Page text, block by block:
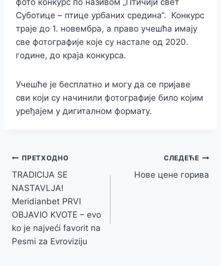
фото конкурс по називом „Птичији свет
Суботице – птице урбаних средина“. Конкурс
траје до 1. новембра, а право учешћа имају
све фотографије које су настале од 2020.
године, до краја конкурса.
Учешће је бесплатно и могу да се пријаве
сви који су начинили фотографије било којим
уређајем у дигиталном формату.
Кретање
чланка
ПРЕТХОДНО
TRADICIJA SE
NASTAVLJA!
Meridianbet PRVI
OBJAVIO KVOTE – evo
ko je najveći favorit na
Pesmi za Evroviziju
СЛЕДЕЋЕ
Нове цене горива